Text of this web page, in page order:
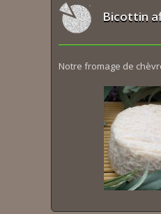
Bicottin
Notre fromage de